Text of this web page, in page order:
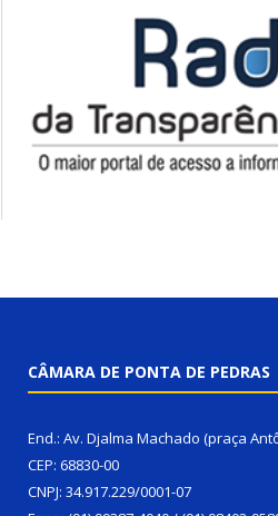
CÂMARA DE PONTA DE PEDRAS
End.: Av. Djalma Machado (praça
CEP: 68830-00
CNPJ: 34.917.229/0001-07